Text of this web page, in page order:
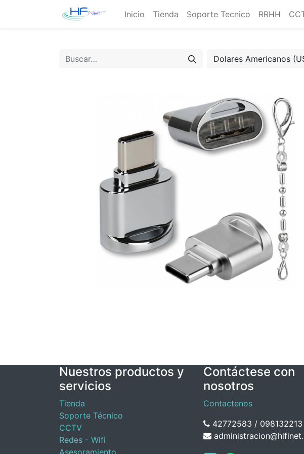
Inicio Tienda Soporte Tecnico RRHH
Dolares Americanos
Nuestros productos y
servicios
Tienda
Soporte Técnico
CCTV
Redes - Wifi
Asesoramiento
Contáctese con
nosotros
Contactenos
42772583 / 098132213